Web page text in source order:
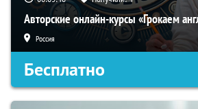
Авторские онлайн-курсы «Грокаем
Россия
Бесплатно